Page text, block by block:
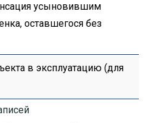
усыновившим
оставшегося без
в эксплуатацию (для